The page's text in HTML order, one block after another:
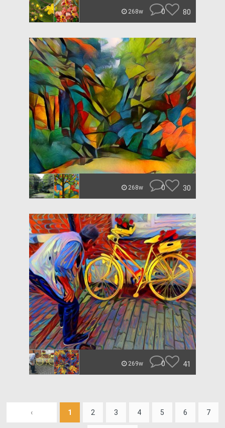
268w 0 80
268w 0 30
269w 0 41
‹ 1 2 3 4 5 6 7